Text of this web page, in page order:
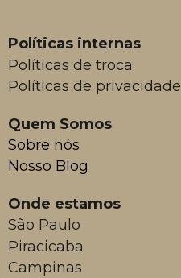
Políticas internas
Políticas de troca
Políticas de privacidade
Quem Somos
Sobre nós
Nosso Blog
Onde estamos
São Paulo
Piracicaba
Campinas